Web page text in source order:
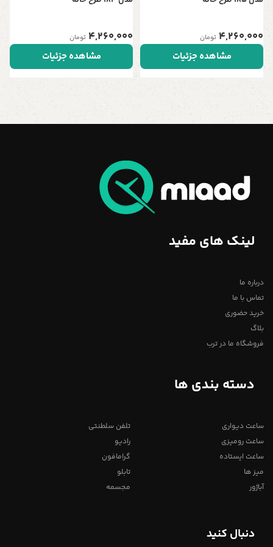
4,260,000 تومان
مشاهده جزئیات
4,260,000 تومان
مشاهده جزئیات
لینک های مفید
درباره ما
تماس با ما
خرید حضوری
بلاگ
فروشگاه ما در ترب
دسته بندی ها
ساعت دیواری
ساعت رومیزی
ساعت ایستاده
میز ها
آباژور
تلفن سلطنتی
رادیو
گرامافون
تابلو
مجسمه
دنبال کنید